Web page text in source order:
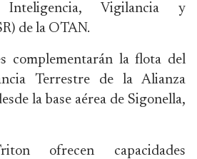
Vigilancia y
de la OTAN.
complementarán la flota del
Terrestre de la Alianza
la base aérea de Sigonella,
ofrecen capacidades